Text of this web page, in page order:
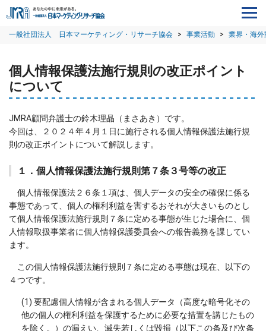
一般社団法人 日本マーケティング・リサーチ協会 > 事業活動 > 業界・海外
個人情報保護法施行規則の改正ポイント
について
JMRA顧問弁護士の鈴木理晶（まさあき）です。
今回は、２０２４年４月１日に施行される個人情報保護法施行規
則の改正ポイントについて解説します。
１．個人情報保護法施行規則第７条３号等の改正
個人情報保護法２６条１項は、個人データの安全の確保に係る
事態であって、個人の権利利益を害するおそれが大きいものとし
て個人情報保護法施行規則７条に定める事態が生じた場合に、個
人情報取扱事業者に個人情報保護委員会への報告義務を課してい
ます。
この個人情報保護法施行規則７条に定める事態は現在、以下の
４つです。
(1) 要配慮個人情報が含まれる個人データ（高度な暗号化その
他の個人の権利利益を保護するために必要な措置を講じたもの
を除く。）の漏えい、滅失若しくは毀損（以下この条及び次条